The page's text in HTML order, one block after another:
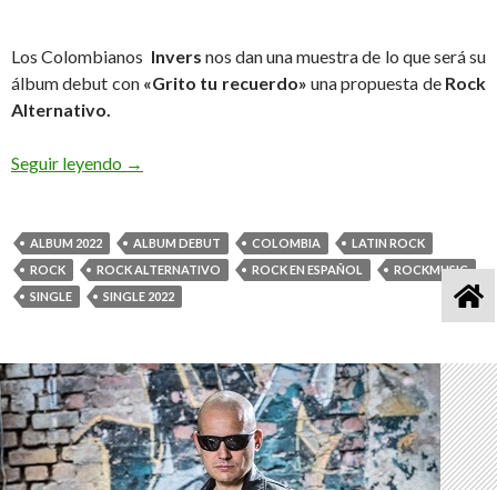
Los Colombianos Invers nos dan una muestra de lo que será su
álbum debut con «Grito tu recuerdo» una propuesta de Rock
Alternativo.
Seguir leyendo Invers Banda de ROCK ALTERNATIVO Nos
→
ALBUM 2022 ALBUM DEBUT COLOMBIA
LATIN ROCK
ROCK
ROCK ALTERNATIVO ROCK EN ESPAÑOL
ROCKMUSIC
SINGLE
SINGLE 2022